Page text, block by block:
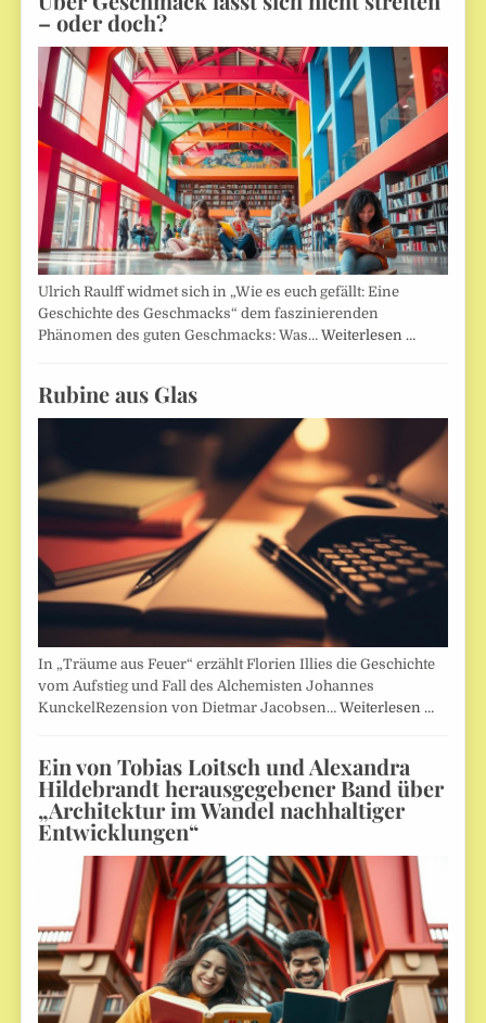
– oder doch?
Ulrich Raulff widmet sich in „Wie es euch gefällt: Eine
Geschichte des Geschmacks“ dem faszinierenden
Phänomen des guten Geschmacks: Was…Weiterlesen …
Rubine aus Glas
In „Träume aus Feuer“ erzählt Florien Illies die Geschichte
vom Aufstieg und Fall des Alchemisten Johannes
KunckelRezension von Dietmar Jacobsen…Weiterlesen …
Ein von Tobias Loitsch und Alexandra
Hildebrandt herausgegebener Band über
„Architektur im Wandel nachhaltiger
Entwicklungen“